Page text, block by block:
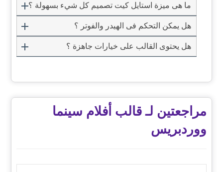
مراجعتين لـقالب أفلام سينما
ووردبريس
ما هى ميزة استايل كيت تصميم كل شيء بسهولة ؟
هل يمكن التحكم فى الهيدر والفوتر ؟
هل يحتوى القالب على خيارات جاهزة ؟